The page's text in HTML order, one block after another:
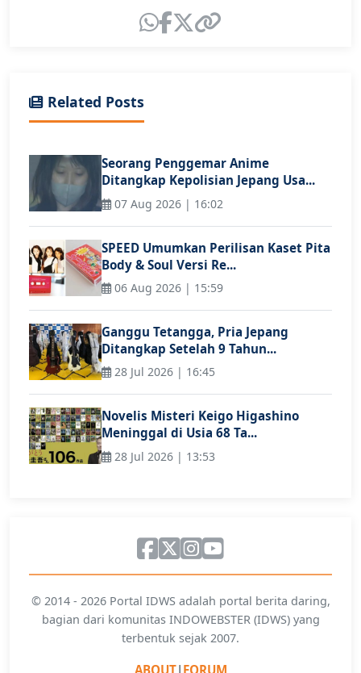
Related Posts
Seorang Penggemar Anime
Ditangkap Kepolisian Jepang Usa...
07 Aug 2026 | 16:02
SPEED Umumkan Perilisan Kaset Pita
Body & Soul Versi Re...
06 Aug 2026 | 15:59
Ganggu Tetangga, Pria Jepang
Ditangkap Setelah 9 Tahun...
28 Jul 2026 | 16:45
Novelis Misteri Keigo Higashino
Meninggal di Usia 68 Ta...
28 Jul 2026 | 13:53
© 2014 - 2026 Portal IDWS adalah portal berita daring,
bagian dari komunitas INDOWEBSTER (IDWS) yang
terbentuk sejak 2007.
ABOUT| FORUM